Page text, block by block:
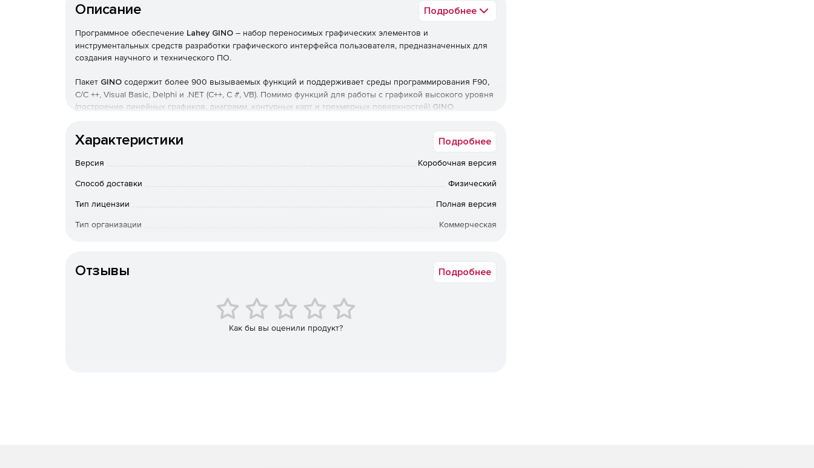
Описание Подробнее
Программное обеспечение Lahey GINO – набор переносимых графических элементов и
инструментальных средств разработки графического интерфейса пользователя, предназначенных для
создания научного и технического ПО.
Пакет GINO содержит более 900 вызываемых функций и поддерживает среды программирования F90,
C/C ++, Visual Basic, Delphi и .NET (C++, C #, VB). Помимо функций для работы с графикой высокого уровня
(построение линейных графиков, диаграмм, контурных карт и трехмерных поверхностей) GINO
затенение и картирование текстур, позволяющие создавать высококачественные трехмерные модели.
трехмерных интерактивных визуализаций;
Контекстно-зависимая интерактивная online-справка, доступная из всех популярных
интегрированных сред разработки: Developer Studio, Visual Studio, Visual Studio.NET, Borland C++
Характеристики Подробнее
Версия Коробочная версия
Способ доставки Физический
Тип лицензии Полная версия
Тип организации Коммерческая
Особенности доставки
вопросам приобретения предыдущих коробочных версий обращайтесь к
менеджерам Softline.
Отзывы Подробнее
Как бы вы оценили продукт?